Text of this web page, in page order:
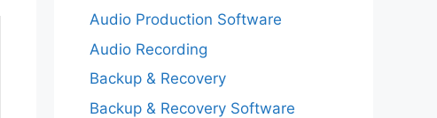
Audio Production Software
Audio Recording
Backup & Recovery
Backup & Recovery Software